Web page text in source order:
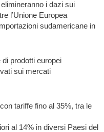
i dazi sui
l’Unione Europea
sudamericane in
di prodotti europei
sui mercati
tariffe fino al 35%, tra le
al 14% in diversi Paesi del